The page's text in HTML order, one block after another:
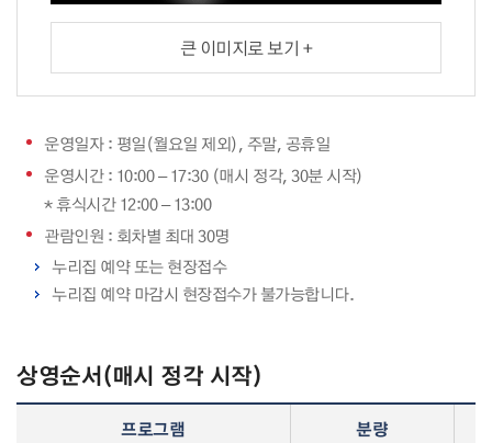
큰 이미지로 보기 +
운영일자 : 평일(월요일 제외), 주말, 공휴일
운영시간 : 10:00 – 17:30 (매시 정각, 30분 시작)
* 휴식시간 12:00 – 13:00
관람인원 : 회차별 최대 30명
누리집 예약 또는 현장접수
누리집 예약 마감시 현장접수가 불가능합니다.
상영순서(매시 정각 시작)
상영순서 - 프로그램, 분량, 내용 정보 제공
프로그램 분량